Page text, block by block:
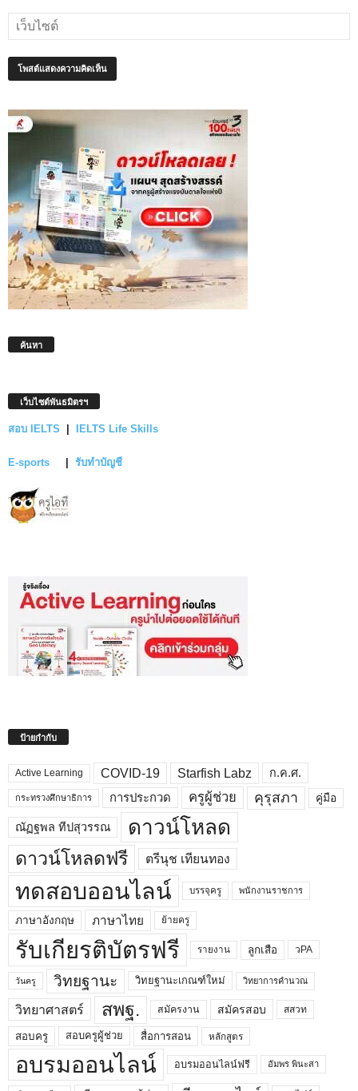
ค้นหา
เว็บไซต์พันธมิตรฯ
สอบ IELTS IELTS Life Skills
E-sports รับทำบัญชี
ป้ายกำกับ
Active Learning COVID-19 Starfish Labz ก.ค.ศ.
กระทรวงศึกษาธิการ การประกวด ครูผู้ช่วย คุรุสภา คู่มือ
ณัฏฐพล ทีปสุวรรณ ดาวน์โหลด
ดาวน์โหลดฟรี ตรีนุช เทียนทอง
ทดสอบออนไลน์ บรรจุครู พนักงานราชการ
ภาษาอังกฤษ ภาษาไทย ย้ายครู
รับเกียรติบัตรฟรี รายงาน ลูกเสือ วPA
วันครู วิทยฐานะ วิทยฐานะเกณฑ์ใหม่ วิทยาการคำนวณ
วิทยาศาสตร์ สพฐ. สมัครงาน สมัครสอบ สสวท
สอบครู สอบครูผู้ช่วย สื่อการสอน หลักสูตร
อบรมออนไลน์ อบรมออนไลน์ฟรี อัมพร พินะสา